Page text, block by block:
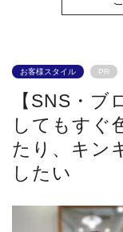
お客様スタイル PR
【SNS・
してもすぐ
たり、キン
したい